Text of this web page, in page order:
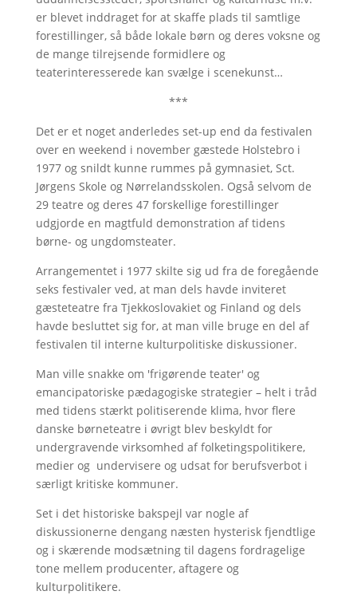
er blevet inddraget for at skaffe plads til samtlige
forestillinger, så både lokale børn og deres voksne og
de mange tilrejsende formidlere og
teaterinteresserede kan svælge i scenekunst…
***
Det er et noget anderledes set-up end da festivalen
over en weekend i november gæstede Holstebro i
1977 og snildt kunne rummes på gymnasiet, Sct.
Jørgens Skole og Nørrelandsskolen. Også selvom de
29 teatre og deres 47 forskellige forestillinger
udgjorde en magtfuld demonstration af tidens
børne- og ungdomsteater.
Arrangementet i 1977 skilte sig ud fra de foregående
seks festivaler ved, at man dels havde inviteret
gæsteteatre fra Tjekkoslovakiet og Finland og dels
havde besluttet sig for, at man ville bruge en del af
festivalen til interne kulturpolitiske diskussioner.
Man ville snakke om 'frigørende teater' og
emancipatoriske pædagogiske strategier – helt i tråd
med tidens stærkt politiserende klima, hvor flere
danske børneteatre i øvrigt blev beskyldt for
undergravende virksomhed af folketingspolitikere,
medier og undervisere og udsat for berufsverbot i
særligt kritiske kommuner.
Set i det historiske bakspejl var nogle af
diskussionerne dengang næsten hysterisk fjendtlige
og i skærende modsætning til dagens fordragelige
tone mellem producenter, aftagere og
kulturpolitikere.